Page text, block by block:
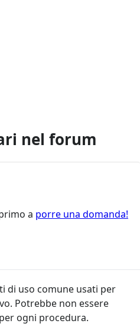
nel forum
a porre una domanda!
di uso comune usati per
Potrebbe non essere
ogni procedura.